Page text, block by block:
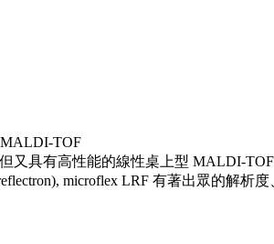
MALDI-TOF
又具有高性能的線性桌上型 MALDI-
microflex LRF 有著出眾的解析